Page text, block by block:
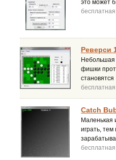
это может
бесплатная
Реверси
Небольшая
фишки
бесплатная
Catch
Маленькая
играть,
бесплатная